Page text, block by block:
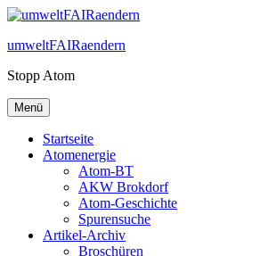
Zum
springen
umweltFAIRaendern
Stopp Atom
Menü
Startseite
Atomenergie
Atom-BT
AKW Brokdorf
Atom-Geschichte
Spurensuche
Artikel-Archiv
Broschüren